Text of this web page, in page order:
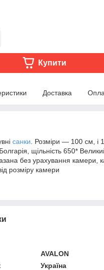
Купити
Доставка
санки . Розміри — 100 см, і
щільність 650*
без урахування камери,
розміру камери
AVALON
Україна